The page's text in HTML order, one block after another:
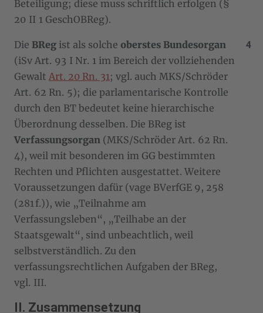
Beteiligung; diese muss schriftlich erfolgen (§
20 II 1 GeschOBReg).
Die BReg ist als solche oberstes Bundesorgan
(iSv Art. 93 I Nr. 1 im Bereich der vollziehenden
Gewalt Art. 20 Rn. 31 ; vgl. auch MKS/Schröder
Art. 62 Rn. 5); die parlamentarische Kontrolle
durch den BT bedeutet keine hierarchische
Überordnung desselben. Die BReg ist
Verfassungsorgan (MKS/Schröder Art. 62 Rn.
4), weil mit besonderen im GG bestimmten
Rechten und Pflichten ausgestattet. Weitere
Voraussetzungen dafür (vage BVerfGE 9, 258
(281 f.)), wie „Teilnahme am
Verfassungsleben“, „Teilhabe an der
Staatsgewalt“, sind unbeachtlich, weil
selbstverständlich. Zu den
verfassungsrechtlichen Aufgaben der BReg,
vgl. III.
II. Zusammensetzung